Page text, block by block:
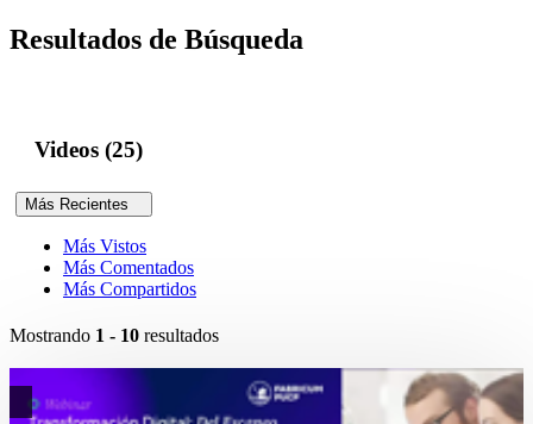
Resultados de Búsqueda
Videos (25)
Más Recientes
Más Vistos
Más Comentados
Más Compartidos
Mostrando 1 - 10 resultados